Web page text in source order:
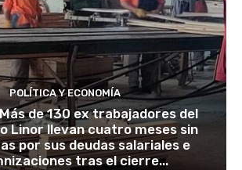
POLÍTICA Y ECONOMÍA
de 130 ex trabajadores del
Linor llevan cuatro meses sin
por sus deudas salariales e
tras el cierre...